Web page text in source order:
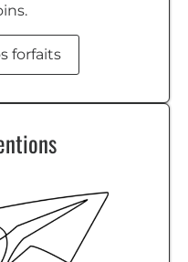
forfaits